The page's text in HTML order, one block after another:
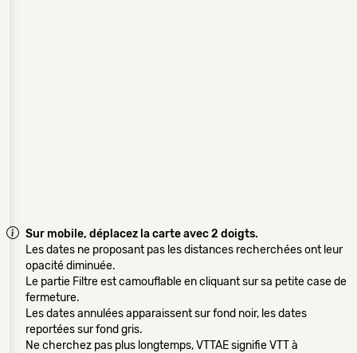
Sur mobile, déplacez la carte avec 2 doigts.
Les dates ne proposant pas les distances recherchées ont leur
opacité diminuée.
Le partie Filtre est camouflable en cliquant sur sa petite case de
fermeture.
Les dates annulées apparaissent sur fond noir, les dates
reportées sur fond gris.
Ne cherchez pas plus longtemps, VTTAE signifie VTT à